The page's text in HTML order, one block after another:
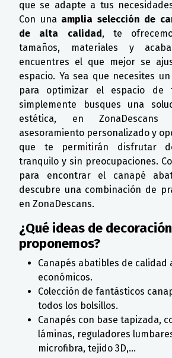
que se adapte a tus
Con una amplia selección de
de alta calidad , te
tamaños, materiales y
encuentres el que mejor se
espacio. Ya sea que necesites
para optimizar el espacio de
simplemente busques una
estética, en ZonaDescans
asesoramiento personalizado y
que te permitirán disfrutar
tranquilo y sin preocupaciones.
para encontrar el canapé
descubre una combinación de
en ZonaDescans.
¿Qué ideas de
proponemos?
Canapés abatibles de calidad
económicos.
Colección de fantásticos
todos los bolsillos.
Canapés con base tapizada,
láminas, reguladores
microfibra, tejido 3D,...